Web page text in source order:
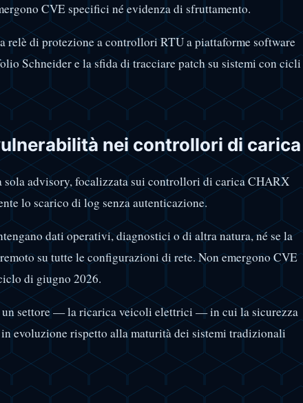
CVE specifici né evidenza di sfruttamento.
di protezione a controllori RTU a piattaforme software
Schneider e la sfida di tracciare patch su sistemi con cicli
nei controllori di carica
sola advisory, focalizzata sui controllori di carica CHARX
lo scarico di log senza autenticazione.
dati operativi, diagnostici o di altra natura, né se la
su tutte le configurazioni di rete. Non emergono CVE
di giugno 2026.
settore — la ricarica veicoli elettrici — in cui la sicurezza
evoluzione rispetto alla maturità dei sistemi tradizionali